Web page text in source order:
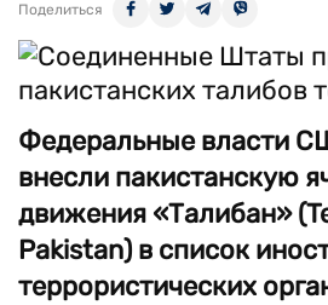
Поделиться
Федеральные власти
внесли пакистанскую
движения «Талибан»
Pakistan) в список
террористических